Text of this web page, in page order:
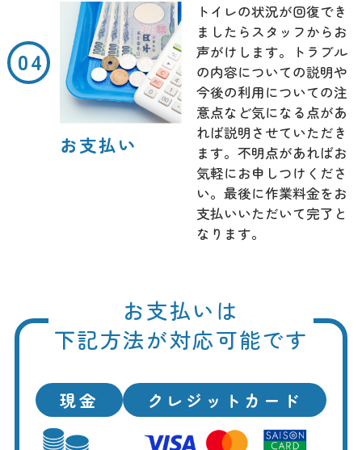
お支払い
トイレの状況が回復でき
ましたらスタッフからお
声がけします。トラブル
の内容についての説明や
今後の利用についての注
意点など気になる点があ
れば説明させていただき
ます。不明点があればお
気軽にお申しつけくださ
い。最後に作業料金をお
支払いいただいて完了と
なります。
お支払いは
下記方法が対応可能です
現金 クレジットカード